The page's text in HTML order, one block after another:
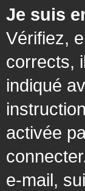
Je suis
Vérifiez,
corrects,
indiqué
activée
e-mail,